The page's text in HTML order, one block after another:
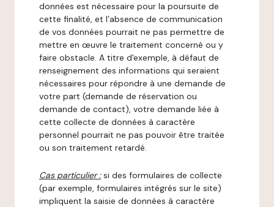
données est nécessaire pour la poursuite de
cette finalité, et l’absence de communication
de vos données pourrait ne pas permettre de
mettre en œuvre le traitement concerné ou y
faire obstacle. A titre d'exemple, à défaut de
renseignement des informations qui seraient
nécessaires pour répondre à une demande de
votre part (demande de réservation ou
demande de contact), votre demande liée à
cette collecte de données à caractère
personnel pourrait ne pas pouvoir être traitée
ou son traitement retardé.
Cas particulier : si des formulaires de collecte
(par exemple, formulaires intégrés sur le site)
impliquent la saisie de données à caractère